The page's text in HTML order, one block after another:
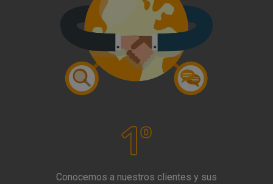
Conocemos a nuestros clientes y sus